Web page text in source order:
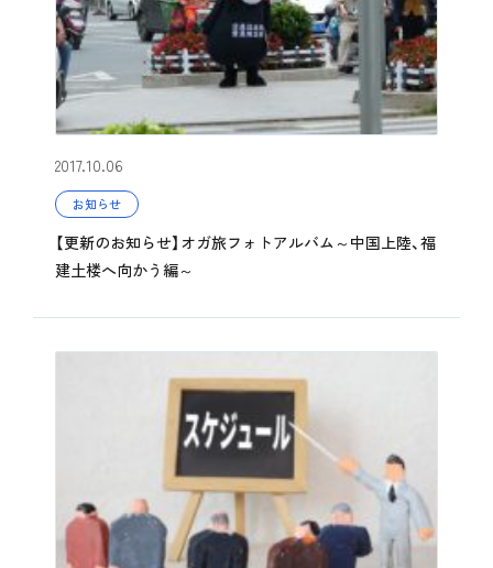
2017.10.06
お知らせ
【更新のお知らせ】オガ旅フォトアルバム～中国上陸、福
建土楼へ向かう編～